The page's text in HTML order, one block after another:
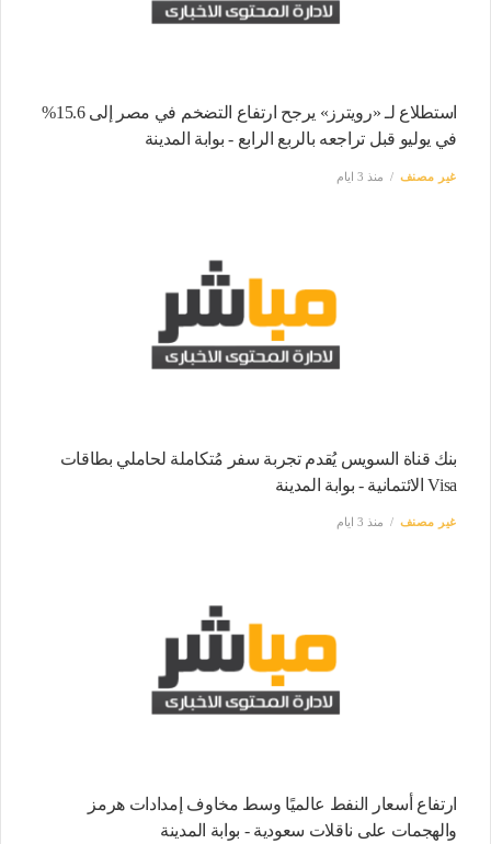
استطلاع لـ «رويترز» يرجح ارتفاع التضخم في مصر إلى 15.6%
في يوليو قبل تراجعه بالربع الرابع - بوابة المدينة
غير مصنف منذ 3 ايام
بنك قناة السويس يُقدم تجربة سفر مُتكاملة لحاملي بطاقات
Visa الائتمانية - بوابة المدينة
غير مصنف منذ 3 ايام
ارتفاع أسعار النفط عالميًا وسط مخاوف إمدادات هرمز
والهجمات على ناقلات سعودية - بوابة المدينة